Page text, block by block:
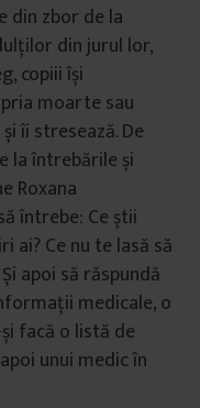
din zbor de la
din jurul lor,
copiii își
moarte sau
îi stresează. De
la întrebările și
Roxana
întrebe: Ce știi
ai? Ce nu te lasă să
apoi să răspundă
medicale, o
facă o listă de
unui medic în